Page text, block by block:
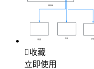
收藏
立即使用